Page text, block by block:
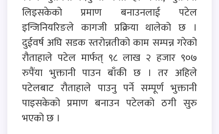
लिइसकेको प्रमाण बनाउनलाई पटेल
इन्जिनियरिङले कागजी प्रक्रिया थालेको छ ।
दुईवर्ष अघि सडक स्तरोन्नतीको काम सम्पन्न गरेको
रौताहाले पटेल मार्फत् ९८ लाख २ हजार ९०७
रुपैंया भुक्तानी पाउन बाँकी छ । तर अहिले
पटेलबाट रौताहाले पाउनु पर्ने सम्पूर्ण भुक्तानी
पाइसकेको प्रमाण बनाउन पटेलको ठगी सुरु
भएको छ ।